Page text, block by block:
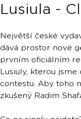
Lusiula -
Největší české
dává prostor nové
prvním oficiálním
Lusiuly, kterou
contestu. Aby toho
zkušený Radim